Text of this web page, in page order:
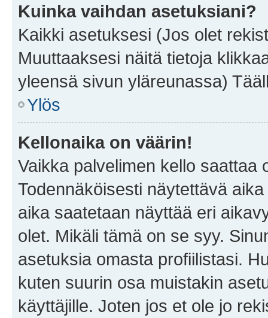
Kuinka vaihdan asetuksiani?
Kaikki asetuksesi (Jos olet
Muuttaaksesi näitä tietoja
yleensä sivun yläreunassa)
Ylös
Kellonaika on väärin!
Vaikka palvelimen kello saattaa
Todennäköisesti näytettävä
aika saatetaan näyttää eri
olet. Mikäli tämä on se syy.
asetuksia omasta profiilistasi.
kuten suurin osa muistakin
käyttäjille. Joten jos et ole jo